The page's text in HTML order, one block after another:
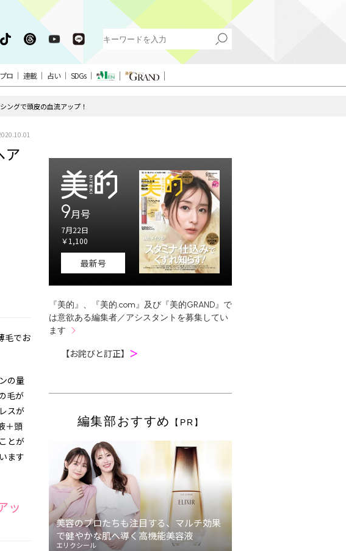
ロ 連載 占い SDGs
ングで頭皮の血流アップ！
ア
毛でお
の量
毛が
スが
＋頭
とが
ます
ッ
9月号
7月22日
￥1,100
最新号
『美的』、『美的.com』及び『美的GRAND』で
は意欲ある編集者／アシスタントを募集してい
ます
【お詫びと訂正】 ＞
編集部おすすめ 【PR】
美容のプロたちも注目する、マルチ効果
で健やかな肌へ導く高機能美容液
エリクシール